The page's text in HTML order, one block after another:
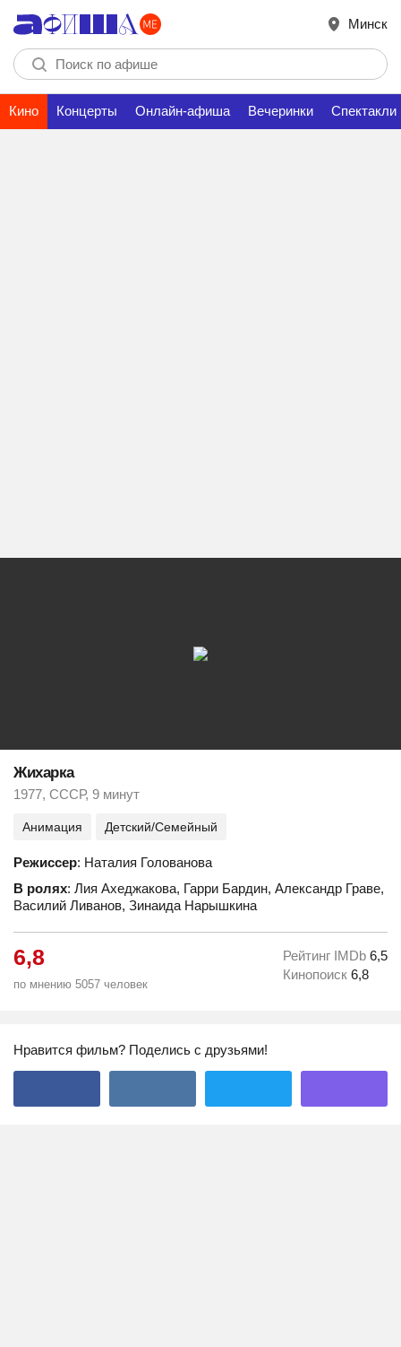
Минск
Кино Концерты Онлайн-афиша Вечеринки Спектакли
Жихарка
1977, СССР, 9 минут
Анимация Детский/Семейный
Режиссер: Наталия Голованова
В ролях: Лия Ахеджакова, Гарри Бардин, Александр Граве,
Василий Ливанов, Зинаида Нарышкина
6,8
по мнению 5057 человек
Рейтинг IMDb 6,5
Кинопоиск 6,8
Нравится фильм? Поделись с друзьями!